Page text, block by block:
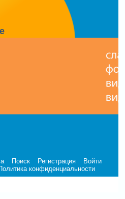
Поиск Регистрация
Войти
конфиденциальности